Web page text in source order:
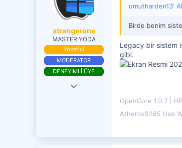
strangerone
MASTER YODA
Yönetici
MODERATOR
DENEYİMLİ ÜYE
9 Haz 2017
umutharden13'
Birde benim
Legacy bir sistem
gibi.
OpenCore 1.0.7
Atheros9285 Usb